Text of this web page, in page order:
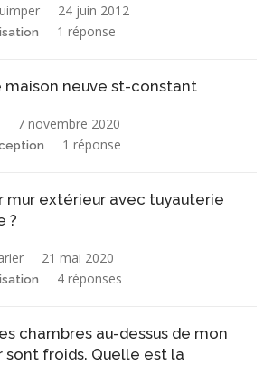
24 juin 2012
1 réponse
maison neuve st-constant
7 novembre 2020
1 réponse
mur extérieur avec tuyauterie
?
21 mai 2020
4 réponses
chambres au-dessus de mon
sont froids. Quelle est la